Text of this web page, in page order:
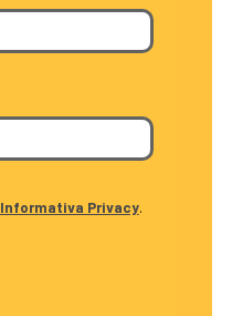
Informativa Privacy.